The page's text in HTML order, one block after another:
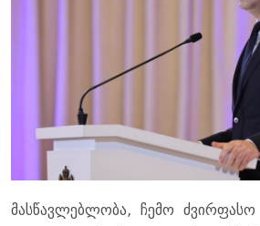
მას­წავ­ლებ­ლო­ბა, ჩემო